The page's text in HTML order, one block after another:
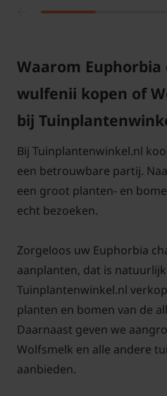
winterhard?
Deze Euphorbia is een
winterhard is en de plant is
winter. Alle Wolfsmelk
gedraineerde grond en
ook helemaal niet erg. Jet
Wulfenii blijft in de winter
De vaste plant Euphorbia
wolfsmelk kan een hoogte
110 cm als deze op een
groeien ze in 1 seizoen. De
wulfenii kan ook als mooie
gebruikt. De bloemen zijn
bloemen blijven lang mooi
Waarom Euphorbia
wulfenii kopen of
bij
Bij Tuinplantenwinkel.nl
een betrouwbare partij.
een groot planten- en
echt bezoeken.
Zorgeloos uw Euphorbia
aanplanten, dat is
Tuinplantenwinkel.nl
planten en bomen van de
Daarnaast geven we
Wolfsmelk en alle andere
aanbieden.